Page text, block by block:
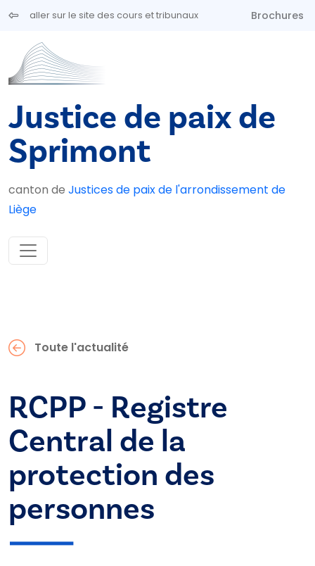
Aller au contenu principal
aller sur le site des cours et tribunaux Brochures
Justice de paix de
Sprimont
canton de Justices de paix de l'arrondissement de
Liège
Toute l'actualité
RCPP - Registre
Central de la
protection des
personnes